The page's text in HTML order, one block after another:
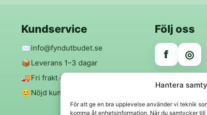
Hantera
För att ge en bra upplevelse använder vi teknik
komma åt enhetsinformation. När du samtycker
Kundservice
✉️info@fyndutbudet.se
📦 Leverans 1–3 dagar
🚚Fri frakt över 299 kr
😊Nöjd kund-garanti
Följ oss
f ◎
Trygga
Klarna VISA